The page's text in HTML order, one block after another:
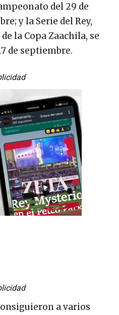
del 29 de
y la Serie del Rey,
la Copa Zaachila, se
de septiembre.
a varios